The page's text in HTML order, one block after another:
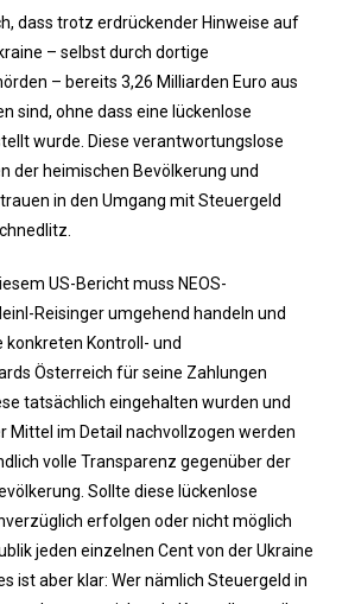
dass trotz erdrückender Hinweise auf
– selbst durch dortige
– bereits 3,26 Milliarden Euro aus
sind, ohne dass eine lückenlose
wurde. Diese verantwortungslose
der heimischen Bevölkerung und
in den Umgang mit Steuergeld
US-Bericht muss NEOS-
Reisinger umgehend handeln und
Kontroll- und
Österreich für seine Zahlungen
tatsächlich eingehalten wurden und
Mittel im Detail nachvollzogen werden
volle Transparenz gegenüber der
Sollte diese lückenlose
erfolgen oder nicht möglich
jeden einzelnen Cent von der Ukraine
ist aber klar: Wer nämlich Steuergeld in